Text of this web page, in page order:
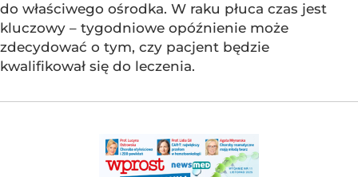
do właściwego ośrodka. W raku płuca czas jest
kluczowy – tygodniowe opóźnienie może
zdecydować o tym, czy pacjent będzie
kwalifikował się do leczenia.